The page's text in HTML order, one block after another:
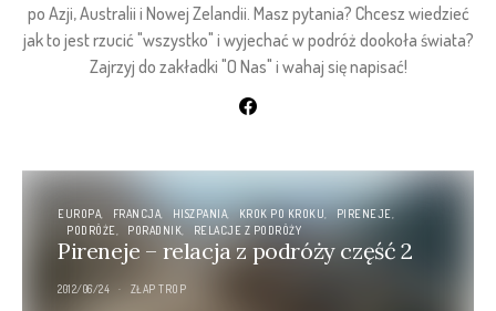
po Azji, Australii i Nowej Zelandii. Masz pytania? Chcesz wiedzieć
jak to jest rzucić "wszystko" i wyjechać w podróż dookoła świata?
Zajrzyj do zakładki "O Nas" i wahaj się napisać!
EUROPA FRANCJA HISZPANIA KROK PO KROKU
PIRENEJE
PODRÓŻE
PORADNIK RELACJE Z PODRÓŻY
Pireneje – relacja z podróży część 2
2012/06/24 ZŁAP TROP